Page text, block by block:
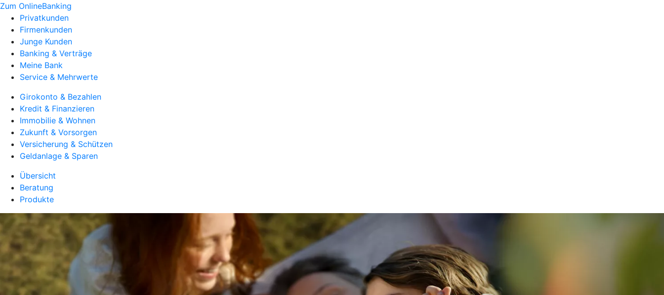
Zum OnlineBanking
Privatkunden
Firmenkunden
Junge Kunden
Banking & Verträge
Meine Bank
Service & Mehrwerte
Girokonto & Bezahlen
Kredit & Finanzieren
Immobilie & Wohnen
Zukunft & Vorsorgen
Versicherung & Schützen
Geldanlage & Sparen
Übersicht
Beratung
Produkte